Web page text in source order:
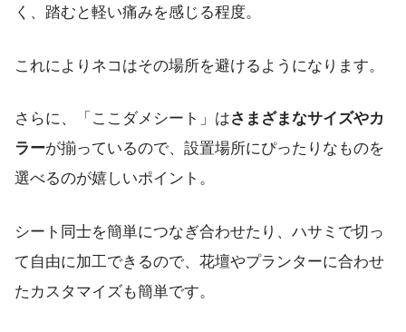
く、踏むと軽い痛みを感じる程度。
これによりネコはその場所を避けるようになります。
さらに、「ここダメシート」はさまざまなサイズやカ
ラーが揃っているので、設置場所にぴったりなものを
選べるのが嬉しいポイント。
シート同士を簡単につなぎ合わせたり、ハサミで切っ
て自由に加工できるので、花壇やプランターに合わせ
たカスタマイズも簡単です。